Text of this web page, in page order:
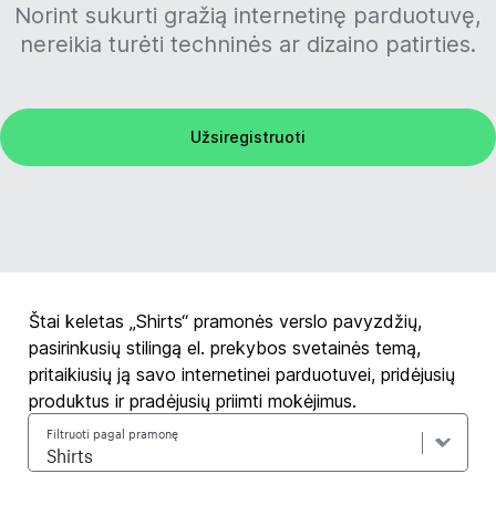
Norint sukurti gražią internetinę parduotuvę,
nereikia turėti techninės ar dizaino patirties.
Užsiregistruoti
Štai keletas „Shirts“ pramonės verslo pavyzdžių,
pasirinkusių stilingą el. prekybos svetainės temą,
pritaikiusių ją savo internetinei parduotuvei, pridėjusių
produktus ir pradėjusių priimti mokėjimus.
Filtruoti pagal pramonę